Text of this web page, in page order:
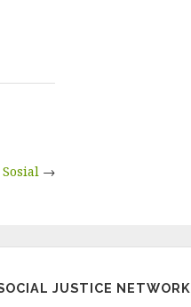
→
JUSTICE NETWORK